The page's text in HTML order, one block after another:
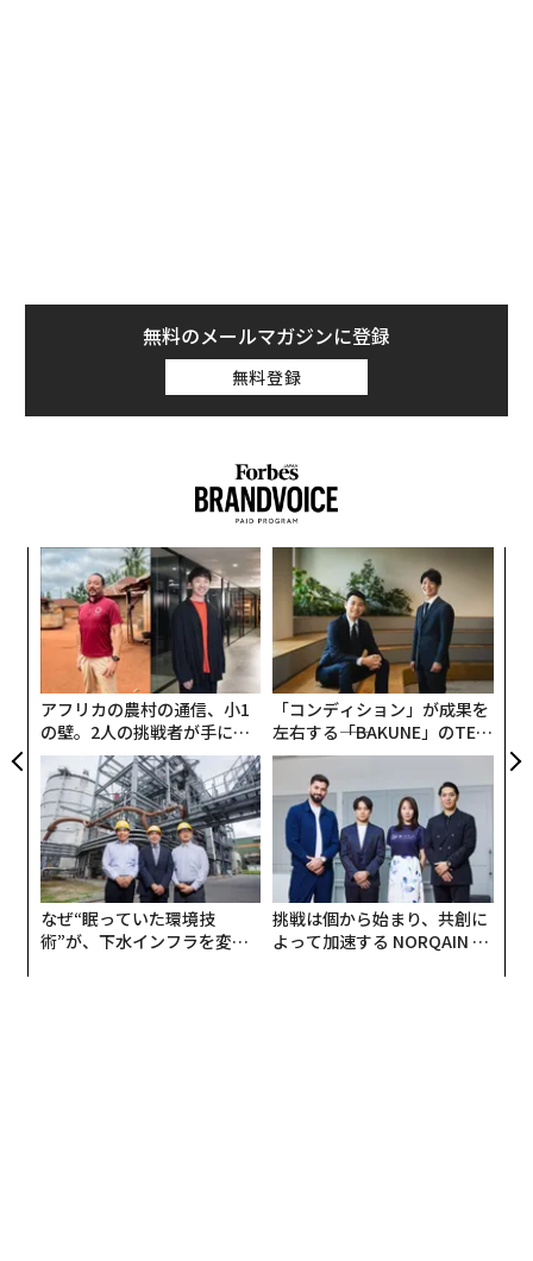
翻訳・編集＝出田静
2026年9月号発売中
最新号の購入はこちらから
無料のメールマガジンに登録
無料登録
アフリカの農村の通信、小1
の壁。2人の挑戦者が手にし
た「次なる武器」
「コンディション」が成果を
左右する――「BAKUNE」のTEN
TIALが支える「挑戦者の明
なぜ“眠っていた環境技
術”が、下水インフラを変え
挑戦は個から始まり、共創に
よって加速する NORQAIN JA